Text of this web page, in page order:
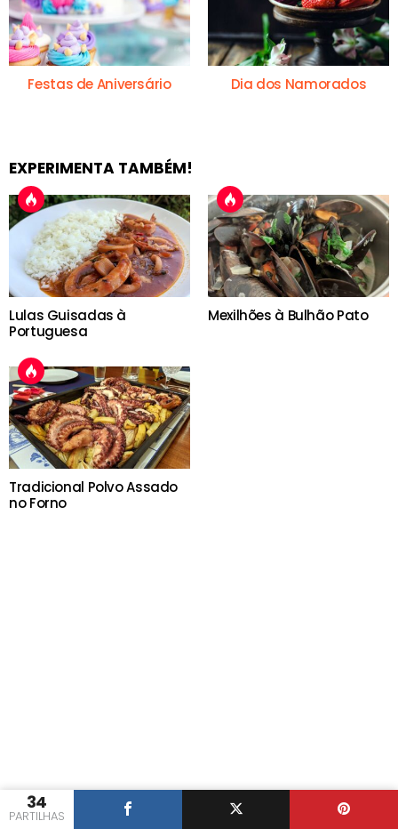
34
PARTILHAS
Festas de Aniversário Dia dos Namorados
EXPERIMENTA TAMBÉM!
Lulas Guisadas à
Portuguesa
Mexilhões à Bulhão Pato
Tradicional Polvo Assado
no Forno